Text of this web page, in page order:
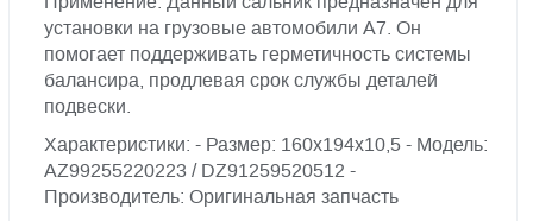
установки на грузовые автомобили А7. Он
помогает поддерживать герметичность системы
балансира, продлевая срок службы деталей
подвески.
Характеристики: - Размер: 160х194х10,5 - Модель:
AZ99255220223 / DZ91259520512 -
Производитель: Оригинальная запчасть